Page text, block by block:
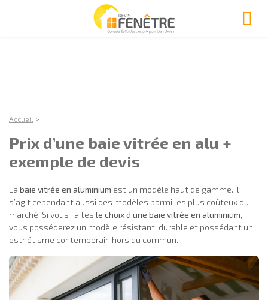
Accueil >
Prix d’une baie vitrée en alu +
exemple de devis
La baie vitrée en aluminium est un modèle haut de gamme. Il
s’agit cependant aussi des modèles parmi les plus coûteux du
marché. Si vous faites le choix d’une baie vitrée en aluminium,
vous posséderez un modèle résistant, durable et possédant un
esthétisme contemporain hors du commun.